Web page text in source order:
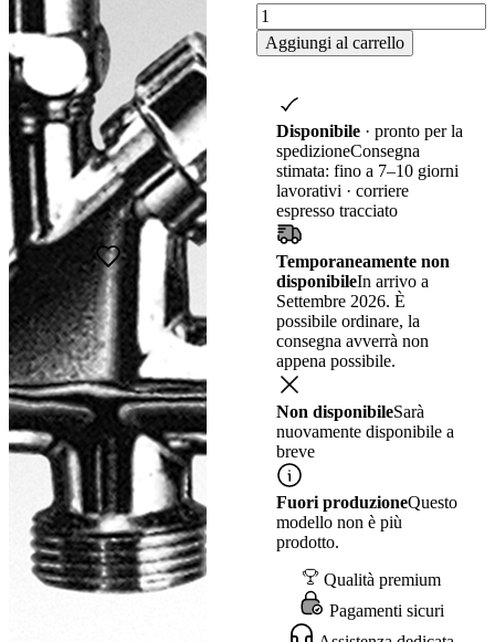
RUBLAV
–
Rubinetto
Aggiungi al carrello
Disponibile · pronto per la
spedizioneConsegna
stimata: fino a 7–10 giorni
lavorativi · corriere
espresso tracciato
Temporaneamente non
disponibileIn arrivo a
Settembre 2026. È
possibile ordinare, la
consegna avverrà non
appena possibile.
Non disponibileSarà
nuovamente disponibile a
breve
Fuori produzioneQuesto
modello non è più
prodotto.
Qualità premium
Pagamenti sicuri